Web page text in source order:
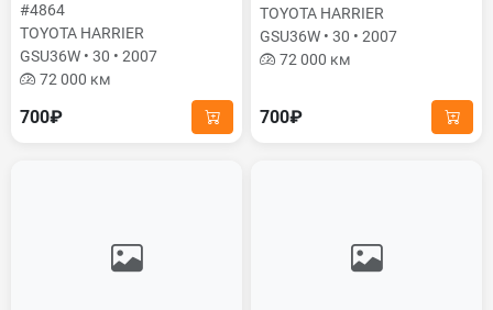
#4864
TOYOTA HARRIER
GSU36W • 30 • 2007
72 000 км
700₽
TOYOTA HARRIER
GSU36W • 30 • 2007
72 000 км
700₽